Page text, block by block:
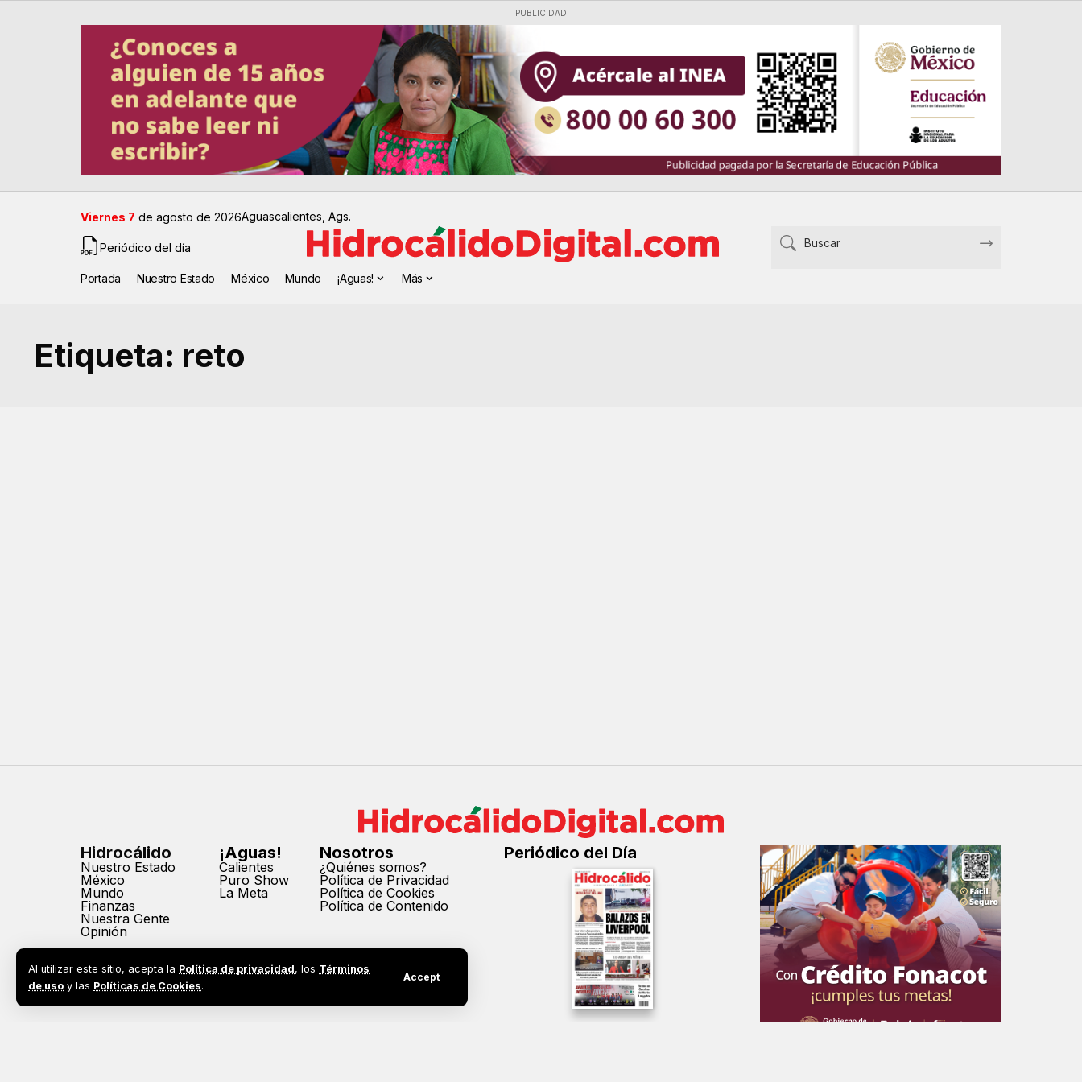
Al utilizar este sitio, acepta la Política de privacidad, los Términos
de uso y las Políticas de Cookies.
Accept
PUBLICIDAD
Viernes 7 de agosto de 2026Aguascalientes, Ags.
Periódico del día
Portada Nuestro Estado México Mundo ¡Aguas! Más
Etiqueta: reto
Hidrocálido
Nuestro Estado
México
Mundo
Finanzas
Nuestra Gente
Opinión
¡Aguas!
Calientes
Puro Show
La Meta
Nosotros
¿Quiénes somos?
Política de Privacidad
Política de Cookies
Política de Contenido
Periódico del Día